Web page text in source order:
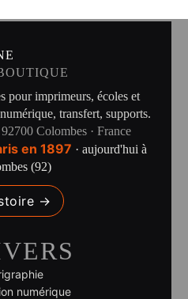
pour imprimeurs, écoles et
transfert, supports.
Colombes · France
en 1897 · aujourd'hui à
(92)
→
numérique